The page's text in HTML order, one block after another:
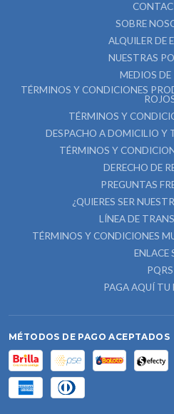
SOBRE
ALQUILER DE
NUESTRAS
MEDIOS DE
TÉRMINOS Y CONDICIONES
TÉRMINOS Y
DESPACHO A DOMICILIO Y
TÉRMINOS Y
DERECHO DE
PREGUNTAS
¿QUIERES SER
LÍNEA DE
TÉRMINOS Y CONDICIONES
ENLACE
PQRS
PAGA AQUÍ TU
MÉTODOS DE PAGO ACEPTADOS